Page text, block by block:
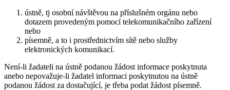
ústně, tj osobní návštěvou na příslušném orgánu nebo
dotazem provedeným pomocí telekomunikačního zařízení
nebo
písemně, a to i prostřednictvím sítě nebo služby
elektronických komunikací.
Není-li žadateli na ústně podanou žádost informace poskytnuta
anebo nepovažuje-li žadatel informaci poskytnutou na ústně
podanou žádost za dostačující, je třeba podat žádost písemně.